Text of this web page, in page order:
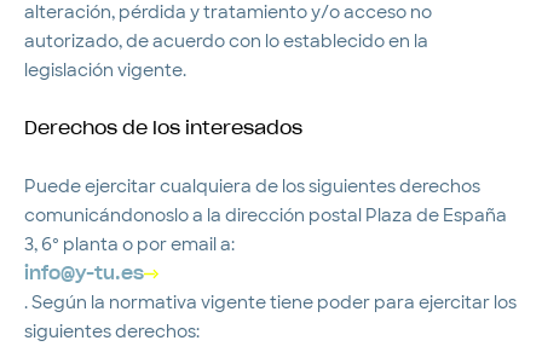
alteración, pérdida y tratamiento y/o acceso no
autorizado, de acuerdo con lo establecido en la
legislación vigente.
Derechos de los interesados
Puede ejercitar cualquiera de los siguientes derechos
comunicándonoslo a la dirección postal Plaza de España
3, 6º planta o por email a:
info@y-tu.es
. Según la normativa vigente tiene poder para ejercitar los
siguientes derechos: